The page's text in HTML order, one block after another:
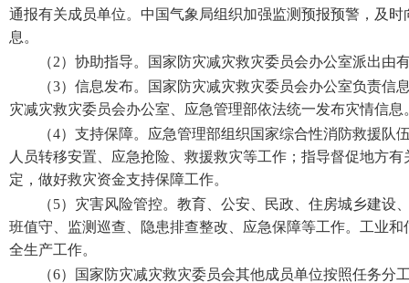
通报有关成员单位。中国气象局组织加强监测预报预警，及
息。
（2）协助指导。国家防灾减灾救灾委员会办公室派出
（3）信息发布。国家防灾减灾救灾委员会办公室负责
灾减灾救灾委员会办公室、应急管理部依法统一发布灾情信息
（4）支持保障。应急管理部组织国家综合性消防救援
人员转移安置、应急抢险、救援救灾等工作；指导督促地方
定，做好救灾资金支持保障工作。
（5）灾害风险管控。教育、公安、民政、住房城乡建
班值守、监测巡查、隐患排查整改、应急保障等工作。工业
全生产工作。
（6）国家防灾减灾救灾委员会其他成员单位按照任务分